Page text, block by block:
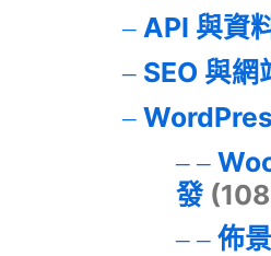
API 與資
SEO 與網
發
佈